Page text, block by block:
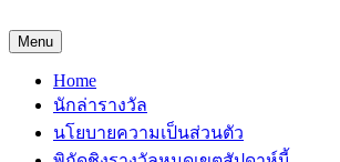
Menu
Home
นักล่ารางวัล
นโยบายความเป็นส่วนตัว